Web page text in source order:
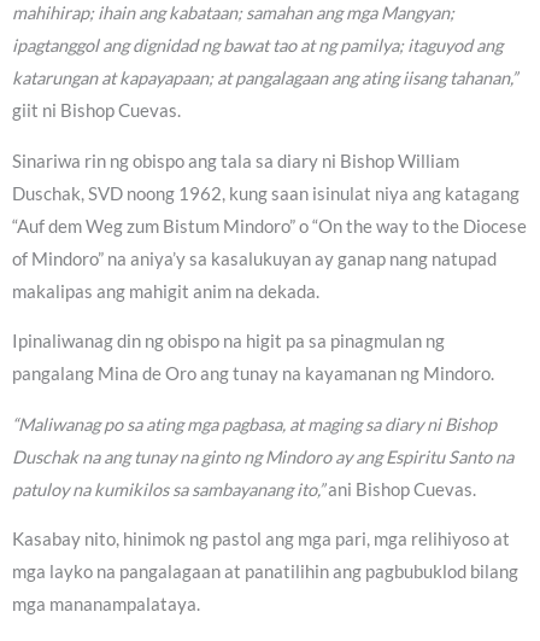
mahihirap; ihain ang kabataan; samahan ang mga Mangyan;
ipagtanggol ang dignidad ng bawat tao at ng pamilya; itaguyod ang
katarungan at kapayapaan; at pangalagaan ang ating iisang tahanan,”
giit ni Bishop Cuevas.
Sinariwa rin ng obispo ang tala sa diary ni Bishop William
Duschak, SVD noong 1962, kung saan isinulat niya ang katagang
“Auf dem Weg zum Bistum Mindoro” o “On the way to the Diocese
of Mindoro” na aniya’y sa kasalukuyan ay ganap nang natupad
makalipas ang mahigit anim na dekada.
Ipinaliwanag din ng obispo na higit pa sa pinagmulan ng
pangalang Mina de Oro ang tunay na kayamanan ng Mindoro.
“Maliwanag po sa ating mga pagbasa, at maging sa diary ni Bishop
Duschak na ang tunay na ginto ng Mindoro ay ang Espiritu Santo na
patuloy na kumikilos sa sambayanang ito,”ani Bishop Cuevas.
Kasabay nito, hinimok ng pastol ang mga pari, mga relihiyoso at
mga layko na pangalagaan at panatilihin ang pagbubuklod bilang
mga mananampalataya.